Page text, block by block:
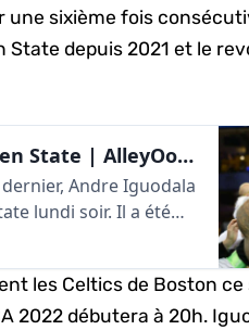
une sixième fois
State depuis 2021 et le
Retour d’Andre Iguodala à Golden State | AlleyOop360
Andre Iguodala
lundi soir. Il a été
La concession lui
Warriors…
les Celtics de Boston ce
2022 débutera à 20h.